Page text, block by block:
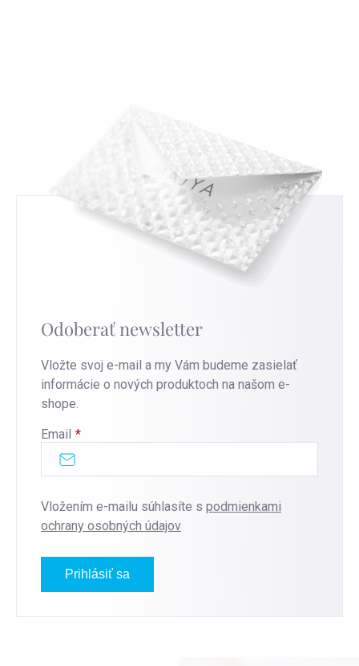
Odoberať newsletter
Vložte svoj e-mail a my Vám budeme zasielať
informácie o nových produktoch na našom e-
shope.
Email
Vložením e-mailu súhlasíte s podmienkami
ochrany osobných údajov
Prihlásiť sa